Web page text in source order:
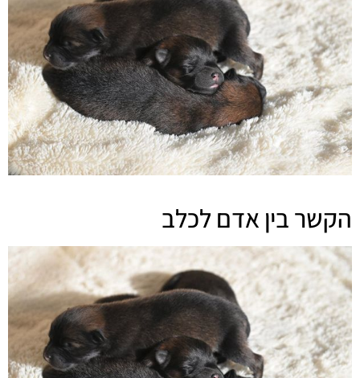
הקשר בין אדם לכלב